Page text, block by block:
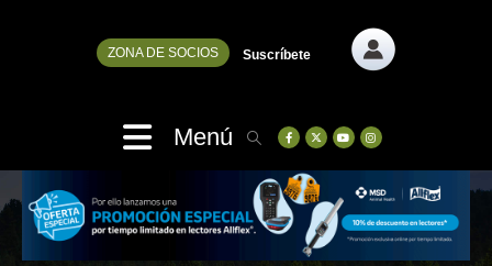
ZONA DE SOCIOS Suscríbete
Menú